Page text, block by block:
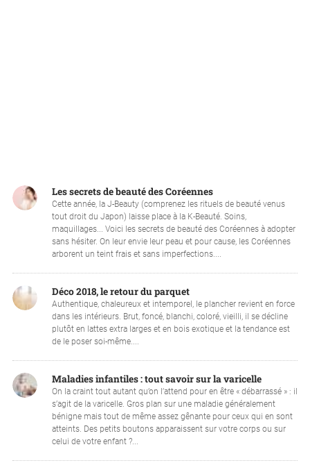
Les secrets de beauté des Coréennes
Cette année, la J-Beauty (comprenez les rituels de beauté venus
tout droit du Japon) laisse place à la K-Beauté. Soins,
maquillages... Voici les secrets de beauté des Coréennes à adopter
sans hésiter. On leur envie leur peau et pour cause, les Coréennes
arborent un teint frais et sans imperfections....
Déco 2018, le retour du parquet
Authentique, chaleureux et intemporel, le plancher revient en force
dans les intérieurs. Brut, foncé, blanchi, coloré, vieilli, il se décline
plutôt en lattes extra larges et en bois exotique et la tendance est
de le poser soi-même....
Maladies infantiles : tout savoir sur la varicelle
On la craint tout autant qu’on l’attend pour en être « débarrassé » : il
s’agit de la varicelle. Gros plan sur une maladie généralement
bénigne mais tout de même assez gênante pour ceux qui en sont
atteints. Des petits boutons apparaissent sur votre corps ou sur
celui de votre enfant ?...